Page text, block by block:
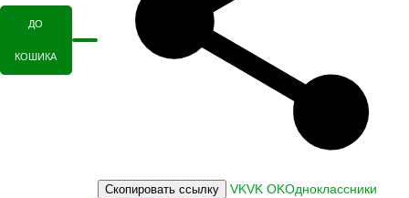
ДО
КОШИКА
Скопировать ссылку VKVK OKОдноклассники